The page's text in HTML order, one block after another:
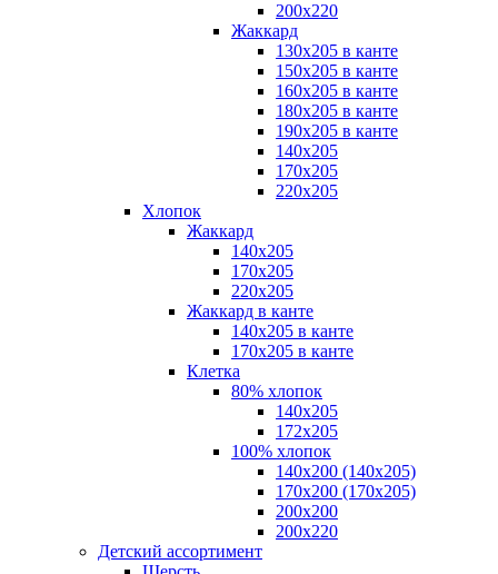
200х220
Жаккард
130х205 в канте
150х205 в канте
160х205 в канте
180х205 в канте
190х205 в канте
140х205
170х205
220х205
Хлопок
Жаккард
140x205
170х205
220х205
Жаккард в канте
140х205 в канте
170х205 в канте
Клетка
80% хлопок
140x205
172х205
100% хлопок
140x200 (140х205)
170x200 (170х205)
200х200
200х220
Детский ассортимент